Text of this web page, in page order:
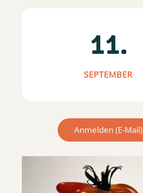
11.
SEPTEMBER
Anmelden (E-Mail)